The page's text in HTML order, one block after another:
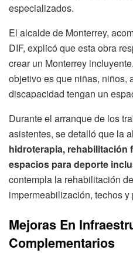
especializados.
El alcalde de Monterrey,
DIF, explicó que esta obra
crear un Monterrey
objetivo es que niñas, niños,
discapacidad tengan un
Durante el arranque de los
asistentes, se detalló que la
hidroterapia, rehabilitación
espacios para deporte
contempla la rehabilitación
impermeabilización, techos y
Mejoras En
Complementarios